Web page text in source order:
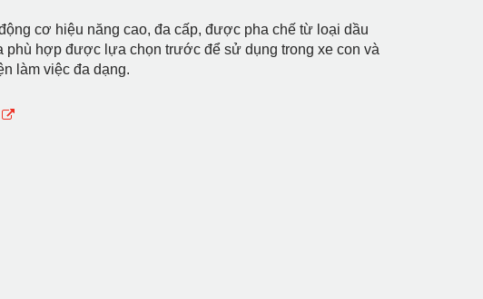
cơ hiệu năng cao, đa cấp, được pha chế từ loại dầu
phù hợp được lựa chọn trước để sử dụng trong xe con và
làm việc đa dạng.